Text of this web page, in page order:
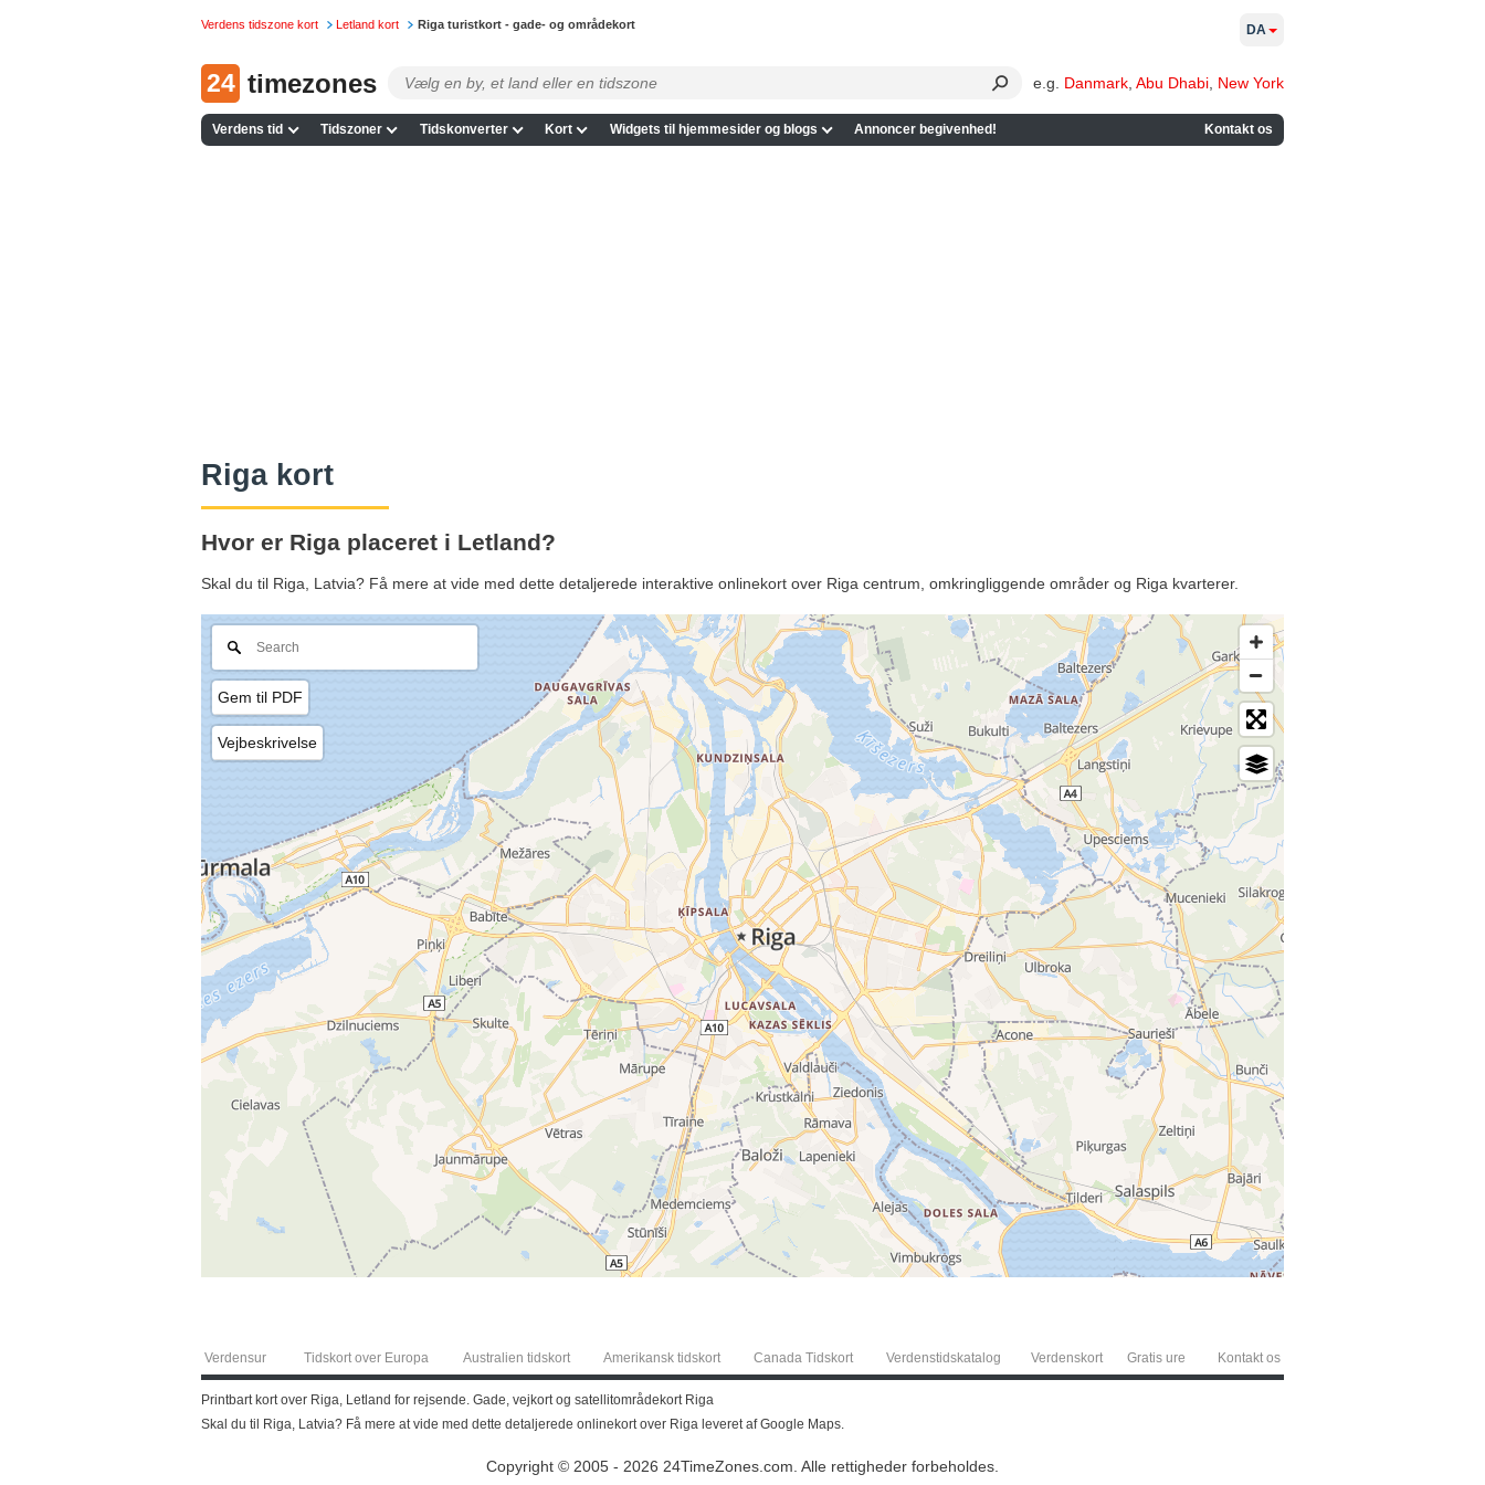
Verdens tidszone kort Letland kort Riga turistkort - gade- og områdekort
24 timezones e.g. Danmark Abu Dhabi New York
Verdens tid Tidszoner Tidskonverter Kort Widgets til hjemmesider og blogs Annoncer begivenhed! Kontakt os
DA
Riga kort
Hvor er Riga placeret i Letland?
Skal du til Riga, Latvia? Få mere at vide med dette detaljerede interaktive onlinekort over Riga centrum, omkringliggende områder og Riga kvarterer.
Gem til PDF
Vejbeskrivelse
Verdensur Tidskort over Europa Australien tidskort Amerikansk tidskort Canada Tidskort Verdenstidskatalog Verdenskort Gratis ure Kontakt os
Printbart kort over Riga, Letland for rejsende. Gade, vejkort og satellitområdekort Riga
Skal du til Riga, Latvia? Få mere at vide med dette detaljerede onlinekort over Riga leveret af Google Maps.
Copyright © 2005 - 2026 24TimeZones.com. Alle rettigheder forbeholdes.